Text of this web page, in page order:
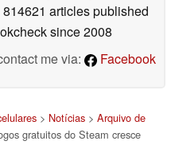
814621 articles published
since 2008
me via:
Facebook
> Notícias> Arquivo de
gratuitos do Steam cresce